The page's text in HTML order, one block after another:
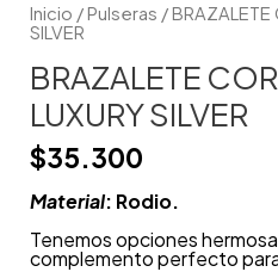
Inicio /Pulseras / BRAZALETE
SILVER
BRAZALETE
LUXURY SILVER
$35.300
Material: Rodio.
Tenemos opciones
complemento perfecto